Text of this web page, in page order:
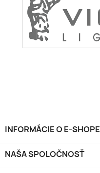
INFORMÁCIE O E-SHOPE
NAŠA SPOLOČNOSŤ